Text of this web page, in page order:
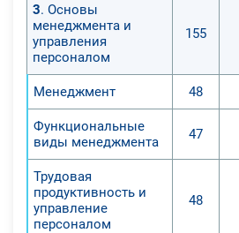
3. Основы
менеджмента и
управления
персоналом
155
Менеджмент 48
Функциональные
виды менеджмента
47
Трудовая
продуктивность и
управление
персоналом
48